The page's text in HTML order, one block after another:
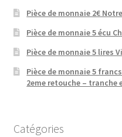
Pièce de monnaie 2€
Pièce de monnaie 5 écu
Pièce de monnaie 5 lires
Pièce de monnaie 5
2eme retouche – tranche
Catégories